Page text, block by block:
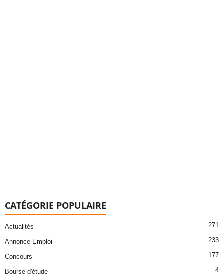
CATÉGORIE POPULAIRE
Actualités 271
Annonce Emploi 233
Concours 177
Bourse d'étude 4